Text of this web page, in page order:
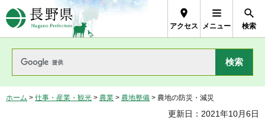
長野県Nagano Prefecture
アクセス メニュー 検索
ホーム > 仕事・産業・観光 > 農業 > 農地整備 > 農地の防災・減災
更新日：2021年10月6日